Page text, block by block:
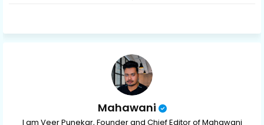
ap
Mahawani
I am Veer Punekar, Founder and Chief Editor of Mahawani